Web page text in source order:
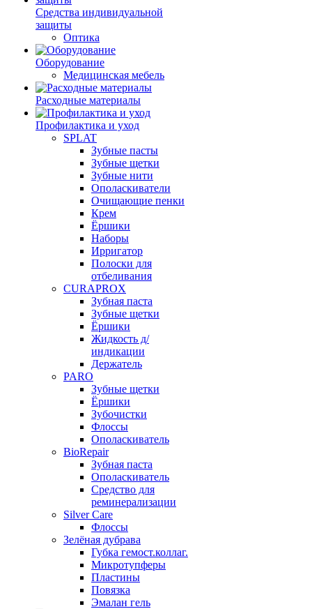
Средства индивидуальной
защиты
Оптика
Оборудование
Медицинская мебель
Расходные материалы
Профилактика и уход
SPLAT
Зубные пасты
Зубные щетки
Зубные нити
Ополаскиватели
Очищающие пенки
Крем
Ёршики
Наборы
Ирригатор
Полоски для
отбеливания
CURAPROX
Зубная паста
Зубные щетки
Ёршики
Жидкость д/
индикации
Держатель
PARO
Зубные щетки
Ёршики
Зубочистки
Флоссы
Ополаскиватель
BioRepair
Зубная паста
Ополаскиватель
Средство для
реминерализации
Silver Care
Флоссы
Зелёная дубрава
Губка гемост.коллаг.
Микротупферы
Пластины
Повязка
Эмалан гель